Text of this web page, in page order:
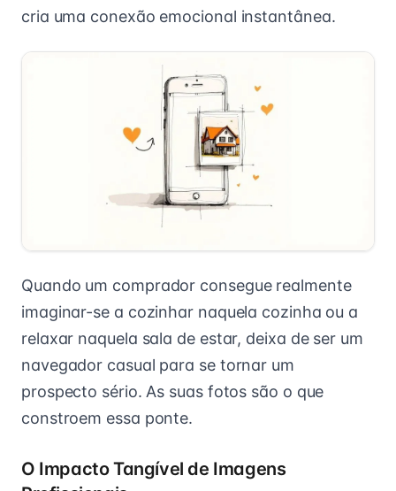
cria uma conexão emocional instantânea.
Quando um comprador consegue realmente
imaginar-se a cozinhar naquela cozinha ou a
relaxar naquela sala de estar, deixa de ser um
navegador casual para se tornar um
prospecto sério. As suas fotos são o que
constroem essa ponte.
O Impacto Tangível de Imagens